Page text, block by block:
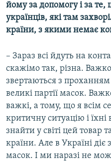
йому за допомогу і за
українців, які там
країни, з якими немає
– Зараз всі йдуть на
скажімо так, різна.
звертаються з
великі партії масок.
важкі, а тому, що я всім
критичну ситуацію і
знайти у світі цей товар
країни. Але в Україні діє
масок. І ми наразі не